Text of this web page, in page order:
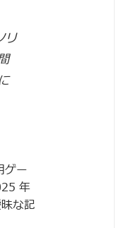
リ
ゲー
年
な記